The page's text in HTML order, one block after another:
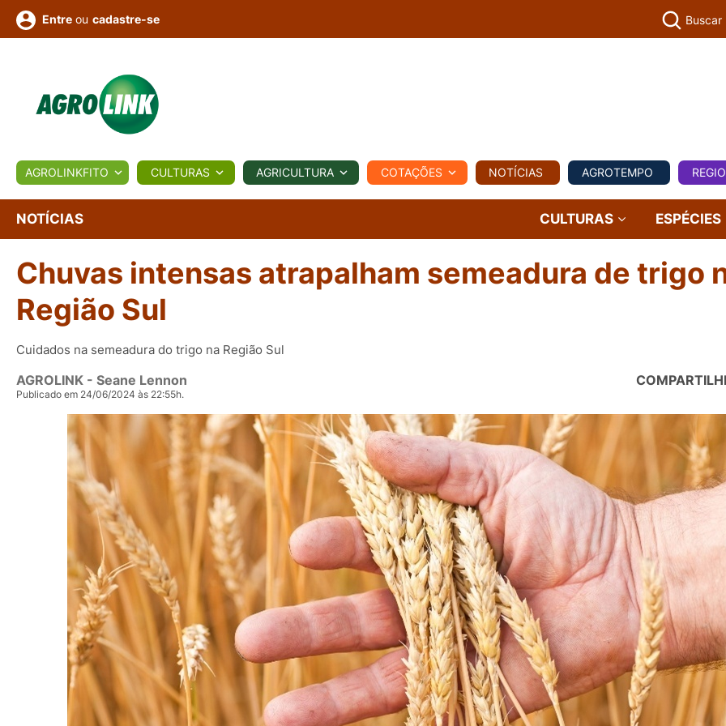
BIOLÓGICOS COTAÇÕES NOTÍCIAS AGROTEMPO REGIONAL COMERCIAL AGROVIAGENS
Conversor Colunistas Eventos
e
Vídeos
Entre ou cadastre-se Buscar
AGROLINKFITO CULTURAS AGRICULTURA COTAÇÕES NOTÍCIAS AGROTEMPO
NOTÍCIAS CULTURAS ESPÉCIES
Chuvas intensas atrapalham semeadura de trigo
Região Sul
Cuidados na semeadura do trigo na Região Sul
AGROLINK - Seane Lennon
Publicado em 24/06/2024 às 22:55h.